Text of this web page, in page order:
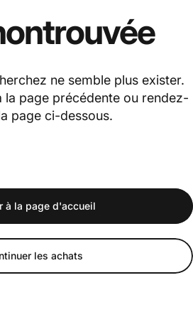
trouvée
ne semble plus exister.
la page précédente ou rendez-
page ci-dessous.
à la page d'accueil
les achats